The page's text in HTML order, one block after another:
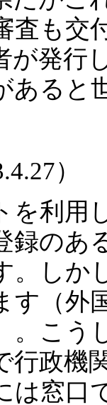
査も交
が発行
あると
）
利用
録のあ
。しか
す（外
。こ
行政機
は窓口